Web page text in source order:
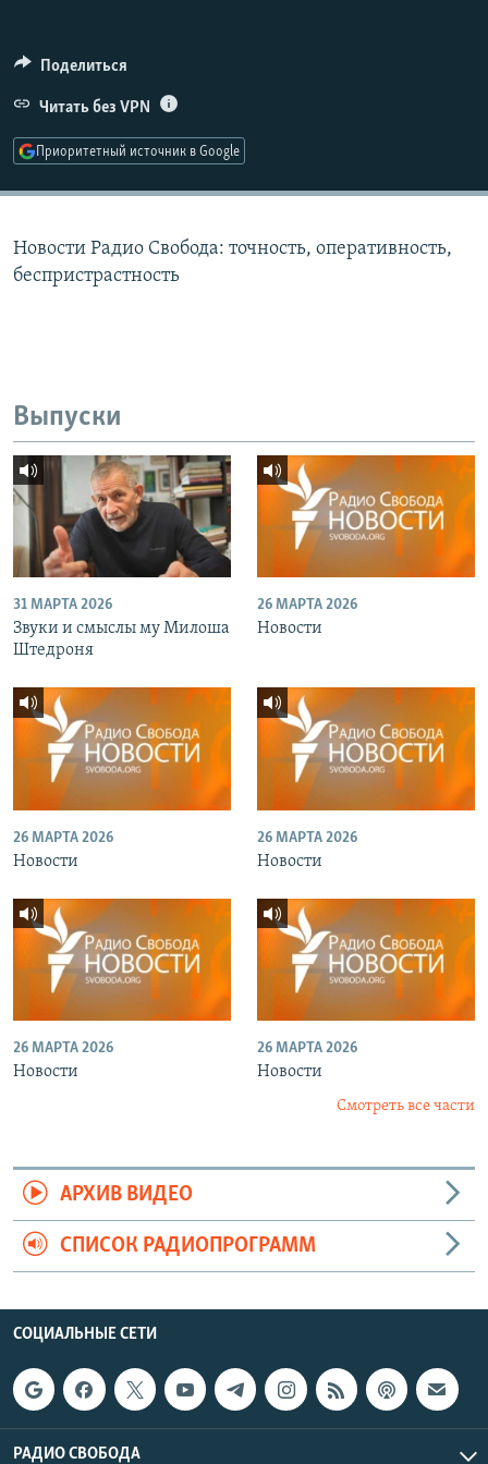
ПОДПИШИТЕСЬ НА РАССЫЛКУ
СОЦИАЛЬНЫЕ СЕТИ
Поделиться
Читать без VPN
Приоритетный источник в Google
Новости Радио Свобода: точность, оперативность,
беспристрастность
Выпуски
31 МАРТА 2026
Звуки и смыслы му Милоша
Штедроня
26 МАРТА 2026
Новости
26 МАРТА 2026
Новости
26 МАРТА 2026
Новости
26 МАРТА 2026
Новости
26 МАРТА 2026
Новости
Смотреть все части
АРХИВ ВИДЕО
СПИСОК РАДИОПРОГРАММ
СОЦИАЛЬНЫЕ СЕТИ
РАДИО СВОБОДА